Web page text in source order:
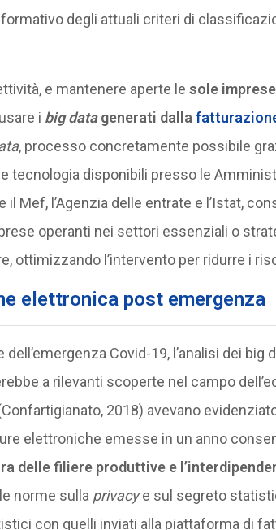
degli attuali criteri di
e mantenere aperte le sole
i big datagenerati dalla
, processo concretamente possibile
tecnologia disponibili presso le
il Mef, l’Agenzia delle entrate e l’Istat,
operanti nei settori essenziali o
ottimizzando l’intervento per ridurre i
elettronica post emergenza
Covid-19, l’analisi dei big
a rilevanti scoperte nel campo
2018) avevano
elettroniche emesse in un anno
delle filiere produttive e
norme sulla privacye sul segreto
con quelli inviati alla piattaforma di